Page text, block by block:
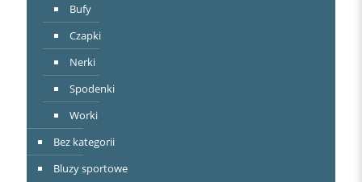
Bufy
Czapki
Nerki
Spodenki
Worki
Bez kategorii
Bluzy sportowe